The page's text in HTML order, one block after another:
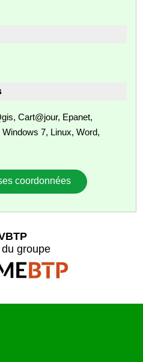
Cart@jour, Epanet,
7, Linux, Word,
coordonnées
groupe